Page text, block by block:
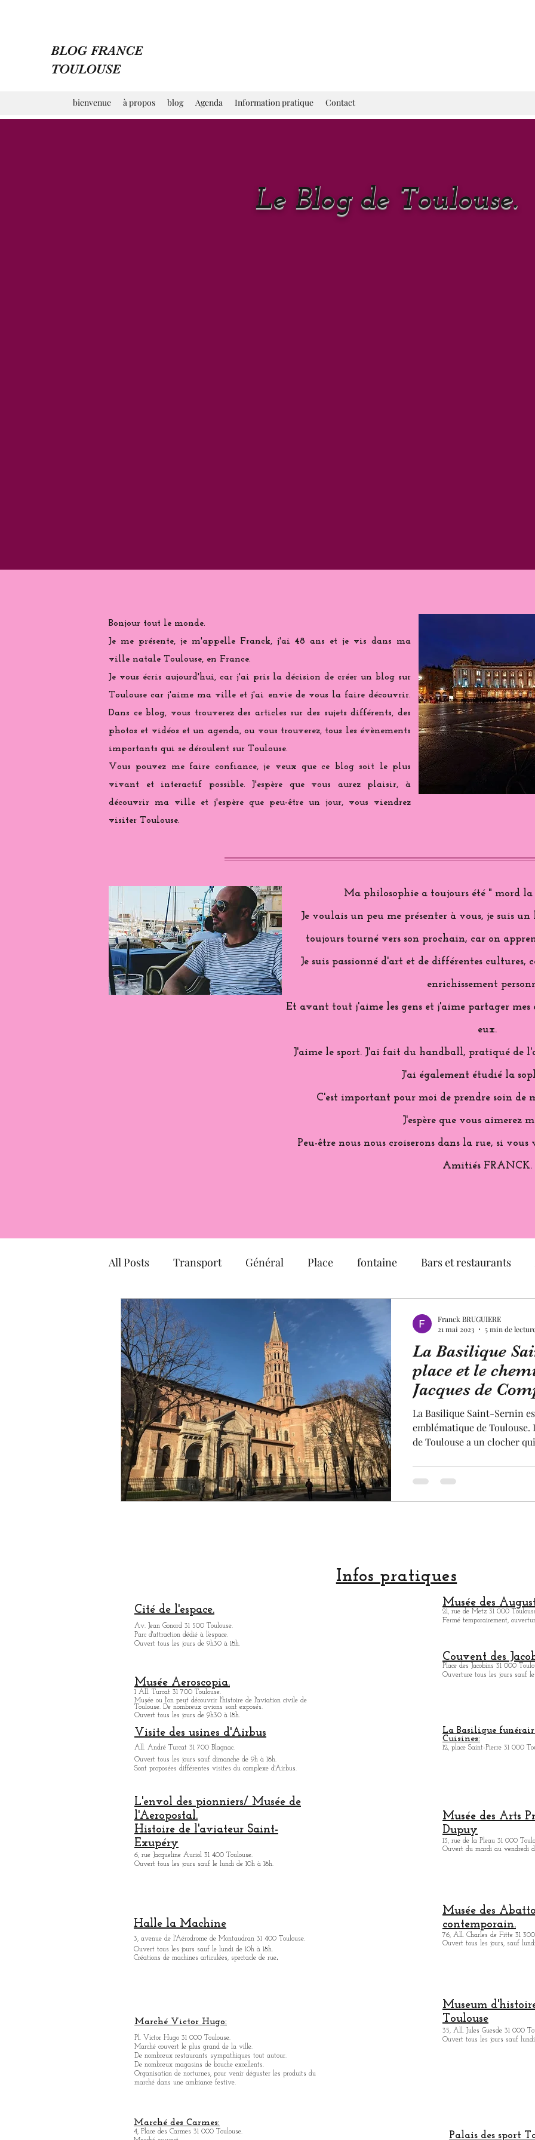
BLOG FRANCE
TOULOUSE
bienvenue à propos blog Agenda Information pratique Contact
Le Blog de Toulouse.
Bonjour tout le monde.
Je me présente, je m'appelle Franck, j'ai 48 ans et je vis dans ma
ville natale Toulouse, en France.
Je vous écris aujourd'hui, car j'ai pris la décision de créer un blog sur
Toulouse car j'aime ma ville et j'ai envie de vous la faire découvrir.
Dans ce blog, vous trouverez des articles sur des sujets différents, des
photos et vidéos et un agenda, ou vous trouverez, tous les évènements
importants qui se déroulent sur Toulouse.
Vous pouvez me faire confiance, je veux que ce blog soit le plus
vivant et interactif possible. J'espère que vous aurez plaisir, à
découvrir ma ville et j'espère que peu-être un jour, vous viendrez
visiter Toulouse.
Ma philosophie a toujours été " mord
Je voulais un peu me présenter à vous, je suis
toujours tourné vers son prochain, car on
Je suis passionné d'art et de différentes cultures,
enrichissement
Et avant tout j'aime les gens et j'aime partager mes
eux.
J'aime le sport. J'ai fait du handball, pratiqué de
J'ai également étudié la
C'est important pour moi de prendre soin de
J'espère que vous aimerez
Peu-être nous nous croiserons dans la rue, si
Amitiés FRANCK.
All Posts Transport Général Place fontaine Bars et restaurants
Hôtel particulier église Musée
politique Canal du Midi Jardin Sculpture pastel
créateur designer artisan Made in France
Aéronautique religion Festival
La Basilique
place et le
Jacques de
La Basilique Saint-Sernin
emblématique de
de Toulouse a un clocher
Basilique Saint-Sernin de
L'UNESCO car elle est une
Chemins de Saint-Jacques
Franck BRUGUIERE
21 mai 2023
5 min de
Infos pratiques
Cité de l'espace.
Av. Jean Gonord 31 500 Toulouse.
Parc d'attraction dédié à l'espace.
Ouvert tous les jours de 9h30 à 18h.
Musée des
21, rue de Metz 31 000
Fermé temporairement,
Couvent des
Place des Jacobins 31 000
Ouverture tous les jours sauf
Musée Aeroscopia.
1 All. Turcat 31 700 Toulouse.
Musée ou l'on peut découvrir l'histoire de l'aviation civile de
Toulouse. De nombreux avions sont exposés.
Ouvert tous les jours de 9h30 à 18h.
Visite des usines d'Airbus
All. André Turcat 31 700 Blagnac.
Ouvert tous les jours sauf dimanche de 9h à 18h.
Sont proposées différentes visites du complexe d'Airbus.
L'envol des pionniers/ Musée de
l'Aeropostal.
Histoire de l'aviateur Saint-
Exupéry
6, rue Jacqueline Auriol 31 400 Toulouse.
Ouvert tous les jours sauf le lundi de 10h à 18h.
Halle la Machine
3, avenue de l'Aérodrome de Montaudran 31 400 Toulouse.
Ouvert tous les jours sauf le lundi de 10h à 18h.
Créations de machines articulées, spectacle de rue.
Marché Victor Hugo:
Pl. Victor Hugo 31 000 Toulouse.
Marché couvert le plus grand de la ville.
De nombreux restaurants sympathiques tout autour.
De nombreux magasins de bouche excellents.
Organisation de nocturnes, pour venir déguster les produits du
marché dans une ambiance festive.
Marché des Carmes:
4, Place des Carmes 31 000 Toulouse.
La Basilique
Cuisines:
12, place Saint-Pierre 31 000
Musée des Arts
Dupuy
13, rue de la Pleau 31 000
Ouvert du mardi au vendredi
Musée des
contemporain.
76, All. Charles de Fitte 31 300
Ouvert tous les jours, sauf
Museum
Toulouse
35, All. Jules Guesde 31 000
Ouvert tous les jours sauf lundi
Palais des sport